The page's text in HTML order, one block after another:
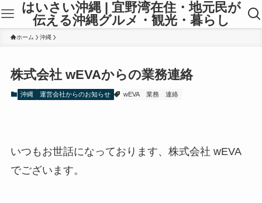
はいさい沖縄 | 宜野湾在住・地元民が
伝える沖縄グルメ・観光・暮らし
ホーム 沖縄
株式会社 wEVAからの業務連絡
沖縄 運営会社からのお知らせ wEVA 業務 連絡
いつもお世話になっております、株式会社 wEVA
でございます。